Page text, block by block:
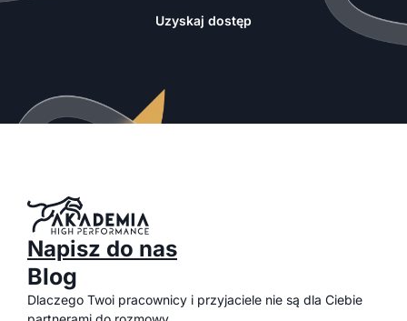
Uzyskaj dostęp
Napisz do nas
Blog
Dlaczego Twoi pracownicy i przyjaciele nie są dla Ciebie